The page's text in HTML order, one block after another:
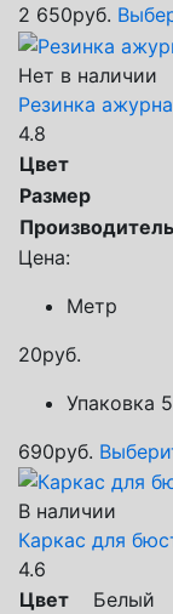
2 650руб.
Нет в наличии
Резинка
4.8
Цвет
Размер
Производитель
Цена:
Метр
20руб.
Упаковка
690руб.
В наличии
Каркас для
4.6
Цвет
Белый